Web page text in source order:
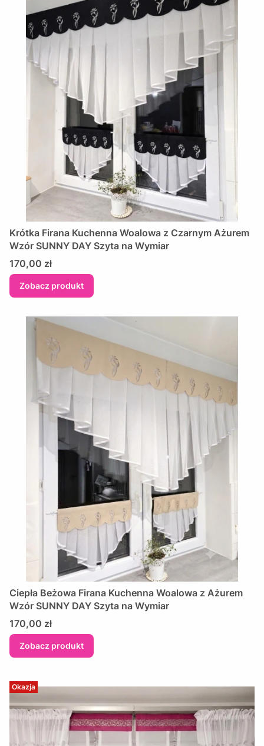
Krótka Firana Kuchenna Woalowa z Czarnym Ażurem
Wzór SUNNY DAY Szyta na Wymiar
Cena
170,00 zł
Zobacz produkt
Ciepła Beżowa Firana Kuchenna Woalowa z Ażurem
Wzór SUNNY DAY Szyta na Wymiar
Cena
170,00 zł
Zobacz produkt
Okazja